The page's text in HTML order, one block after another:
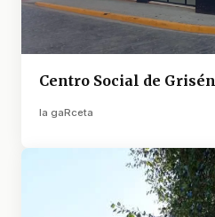
Centro Social de Grisén
la gaRceta